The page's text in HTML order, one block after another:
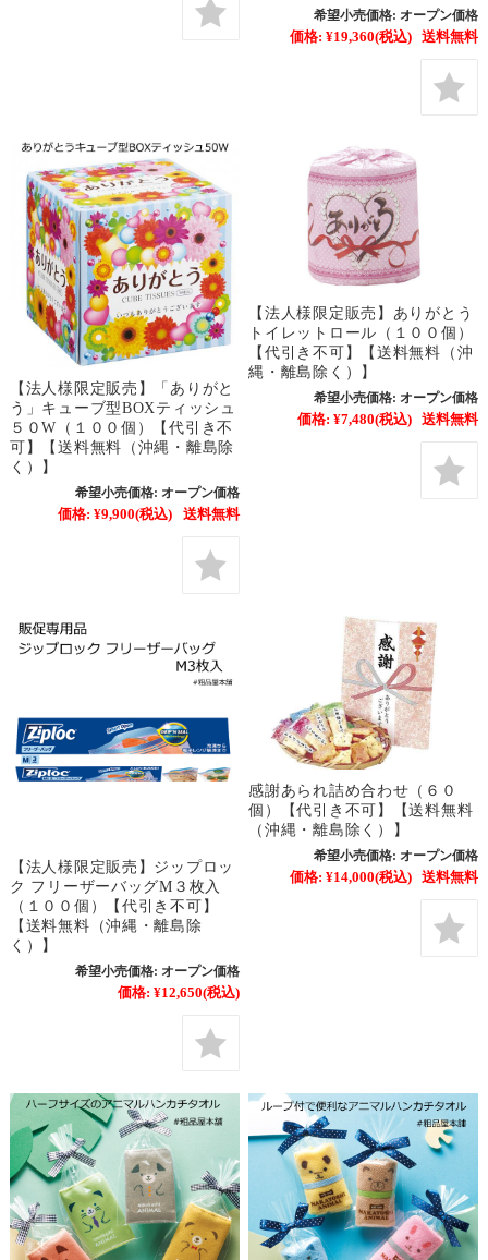
希望小売価格: オープン価格
価格: ¥19,360(税込) 送料無料
【法人様限定販売】「ありがと
う」キューブ型BOXティッシュ
５０W（１００個）【代引き不
可】【送料無料（沖縄・離島除
く）】
希望小売価格: オープン価格
価格: ¥9,900(税込) 送料無料
【法人様限定販売】ありがとう
トイレットロール（１００個）
【代引き不可】【送料無料（沖
縄・離島除く）】
希望小売価格: オープン価格
価格: ¥7,480(税込) 送料無料
【法人様限定販売】ジップロッ
ク フリーザーバッグM３枚入
（１００個）【代引き不可】
【送料無料（沖縄・離島除
く）】
希望小売価格: オープン価格
価格: ¥12,650(税込)
感謝あられ詰め合わせ（６０
個）【代引き不可】【送料無料
（沖縄・離島除く）】
希望小売価格: オープン価格
価格: ¥14,000(税込) 送料無料